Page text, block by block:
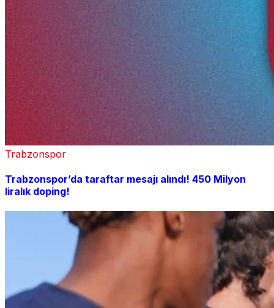
Trabzonspor
Trabzonspor’da taraftar mesajı alındı! 450 Milyon
liralık doping!